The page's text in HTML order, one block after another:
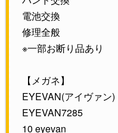
電池交換
修理全般
※一部お断り品あり
【メガネ】
EYEVAN(アイヴァン)
EYEVAN7285
10 eyevan